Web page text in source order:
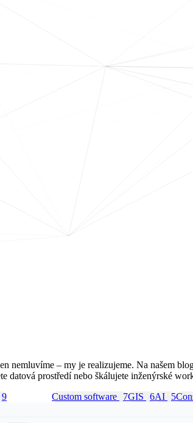
nemluvíme – my je realizujeme. Na našem
prostředí nebo škálujete inženýrské
9 Custom software 7GIS 6AI 5